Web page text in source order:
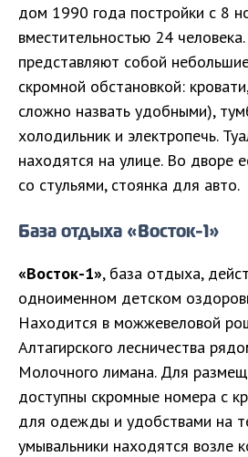
дом 1990 года постройки с 8
вместительностью 24
представляют собой
скромной обстановкой:
сложно назвать удобными),
холодильник и электропечь.
находятся на улице. Во дворе
со стульями, стоянка для авто.
База отдыха «Восток-1»
«Восток-1», база отдыха,
одноименном детском
Находится в можжевеловой
Алтагирского лесничества
Молочного лимана. Для
доступны скромные номера с
для одежды и удобствами на
умывальники находятся возле